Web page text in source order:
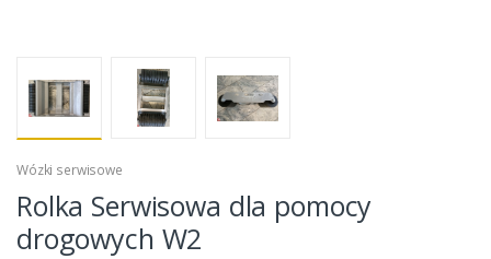
Wózki serwisowe
Rolka Serwisowa dla pomocy
drogowych W2